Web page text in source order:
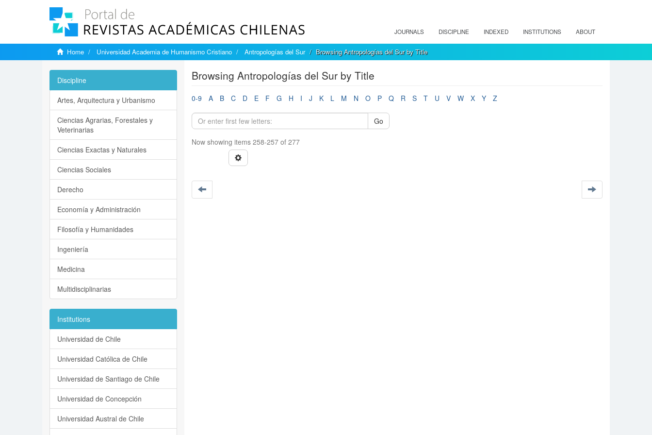
JOURNALS DISCIPLINE INDEXED INSTITUTIONS ABOUT
Home Universidad Academia de Humanismo Cristiano Antropologías del Sur Browsing Antropologías del Sur by Title
Browsing Antropologías del Sur by Title
0-9 A B C D E F G H I J K L M N O P Q R S T U V W X Y Z
Go
Now showing items 258-257 of 277
Discipline
Artes, Arquitectura y Urbanismo
Ciencias Agrarias, Forestales y
Veterinarias
Ciencias Exactas y Naturales
Ciencias Sociales
Derecho
Economía y Administración
Filosofía y Humanidades
Ingeniería
Medicina
Multidisciplinarias
Institutions
Universidad de Chile
Universidad Católica de Chile
Universidad de Santiago de Chile
Universidad de Concepción
Universidad Austral de Chile